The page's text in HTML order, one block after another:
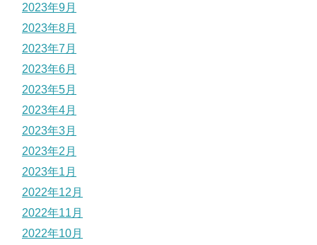
2023年9月
2023年8月
2023年7月
2023年6月
2023年5月
2023年4月
2023年3月
2023年2月
2023年1月
2022年12月
2022年11月
2022年10月